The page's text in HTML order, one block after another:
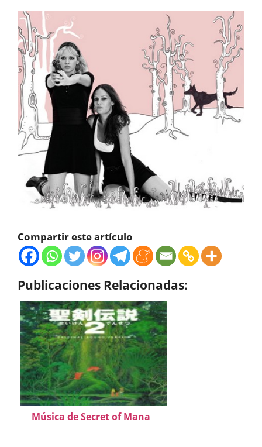
Compartir este artículo
Publicaciones Relacionadas:
Música de Secret of Mana